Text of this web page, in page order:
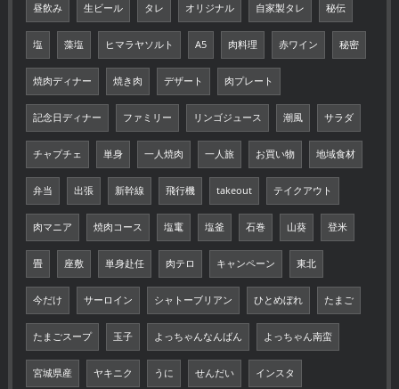
昼飲み 生ビール タレ オリジナル 自家製タレ 秘伝
塩 藻塩 ヒマラヤソルト A5 肉料理 赤ワイン 秘密
焼肉ディナー 焼き肉 デザート 肉プレート
記念日ディナー ファミリー リンゴジュース 潮風 サラダ
チャプチェ 単身 一人焼肉 一人旅 お買い物 地域食材
弁当 出張 新幹線 飛行機 takeout テイクアウト
肉マニア 焼肉コース 塩竃 塩釜 石巻 山葵 登米
畳 座敷 単身赴任 肉テロ キャンペーン 東北
今だけ サーロイン シャトーブリアン ひとめぼれ たまご
たまごスープ 玉子 よっちゃんなんばん よっちゃん南蛮
宮城県産 ヤキニク うに せんだい インスタ